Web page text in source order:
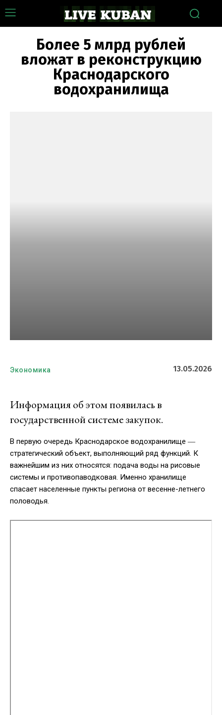
Более 5 млрд рублей
вложат в реконструкцию
Краснодарского
водохранилища
Экономика 13.05.2026
Информация об этом появилась в
государственной системе закупок.
В первую очередь Краснодарское водохранилище ―
стратегический объект, выполняющий ряд функций. К
важнейшим из них относятся: подача воды на рисовые
системы и противопаводковая. Именно хранилище
спасает населенные пункты региона от весенне-летнего
половодья.